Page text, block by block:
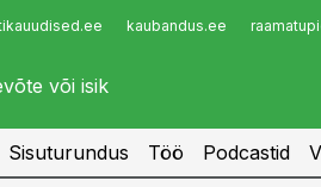
kaubandus.ee
Infopank
Sisuturundus Töö Podcastid